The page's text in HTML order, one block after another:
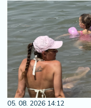
05. 08. 2026 14:12